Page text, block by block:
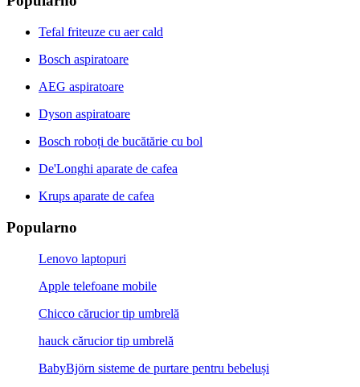
Tefal friteuze cu aer cald
Bosch aspiratoare
AEG aspiratoare
Dyson aspiratoare
Bosch roboți de bucătărie cu bol
De'Longhi aparate de cafea
Krups aparate de cafea
Popularno
Lenovo laptopuri
Apple telefoane mobile
Chicco cărucior tip umbrelă
hauck cărucior tip umbrelă
BabyBjörn sisteme de purtare pentru bebeluși